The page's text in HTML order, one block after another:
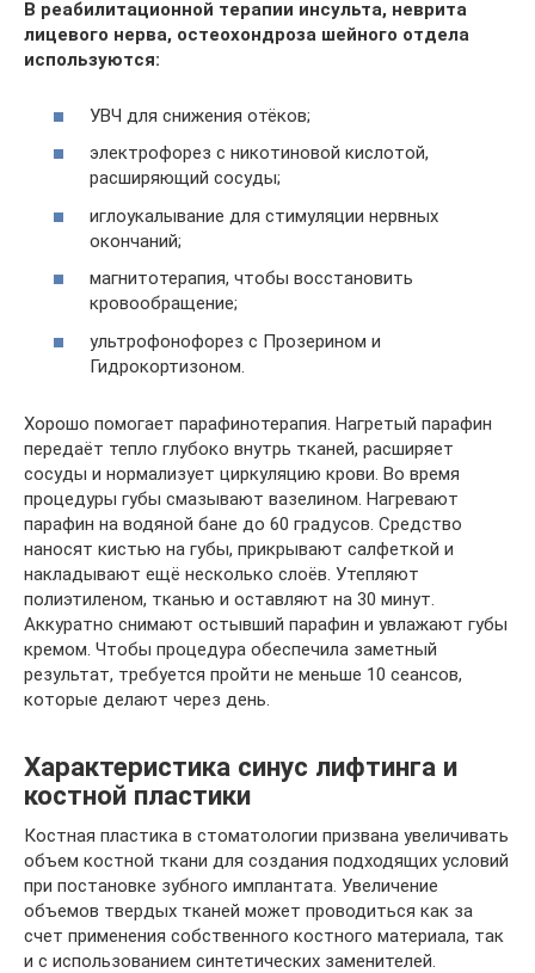
В реабилитационной терапии инсульта, неврита
лицевого нерва, остеохондроза шейного отдела
используются:
УВЧ для снижения отёков;
электрофорез с никотиновой кислотой,
расширяющий сосуды;
иглоукалывание для стимуляции нервных
окончаний;
магнитотерапия, чтобы восстановить
кровообращение;
ультрофонофорез с Прозерином и
Гидрокортизоном.
Хорошо помогает парафинотерапия. Нагретый парафин
передаёт тепло глубоко внутрь тканей, расширяет
сосуды и нормализует циркуляцию крови. Во время
процедуры губы смазывают вазелином. Нагревают
парафин на водяной бане до 60 градусов. Средство
наносят кистью на губы, прикрывают салфеткой и
накладывают ещё несколько слоёв. Утепляют
полиэтиленом, тканью и оставляют на 30 минут.
Аккуратно снимают остывший парафин и увлажают губы
кремом. Чтобы процедура обеспечила заметный
результат, требуется пройти не меньше 10 сеансов,
которые делают через день.
Характеристика синус лифтинга и
костной пластики
Костная пластика в стоматологии призвана увеличивать
объем костной ткани для создания подходящих условий
при постановке зубного имплантата. Увеличение
объемов твердых тканей может проводиться как за
счет применения собственного костного материала, так
и с использованием синтетических заменителей.